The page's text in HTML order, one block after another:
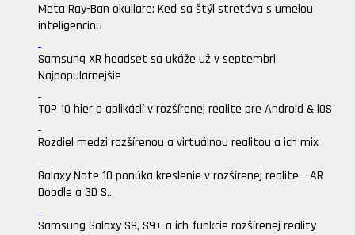
Meta Ray-Ban okuliare: Keď sa štýl stretáva s umelou
inteligenciou
Samsung XR headset sa ukáže už v septembri
Najpopularnejšie
TOP 10 hier a aplikácií v rozšírenej realite pre Android & iOS
Rozdiel medzi rozšírenou a virtuálnou realitou a ich mix
Galaxy Note 10 ponúka kreslenie v rozšírenej realite – AR
Doodle a 3D S...
Samsung Galaxy S9, S9+ a ich funkcie rozšírenej reality